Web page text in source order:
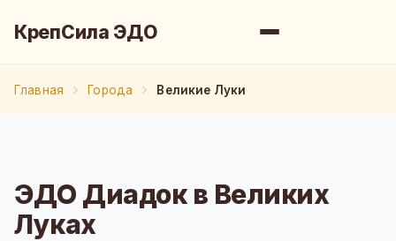
КрепСила ЭДО
Главная Города Великие Луки
ЭДО Диадок в Великих
Луках